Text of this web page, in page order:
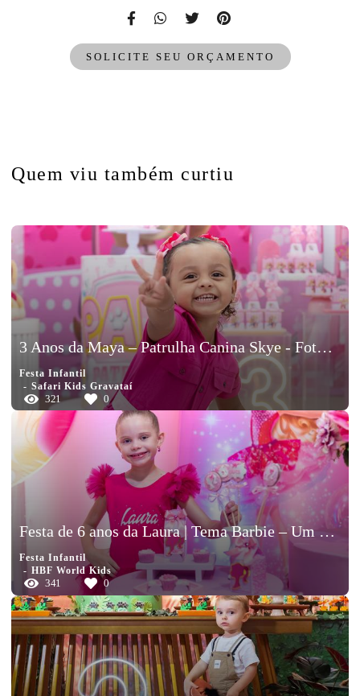
SOLICITE SEU ORÇAMENTO
Quem viu também curtiu
3 Anos da Maya – Patrulha Canina Skye - Fotógrafo de Aniversário Infantil
Festa Infantil
Safari Kids Gravataí
321 0
Festa de 6 anos da Laura | Tema Barbie – Um aniversário cheio de cor, brilho e diversão
Festa Infantil
HBF World Kids
341 0